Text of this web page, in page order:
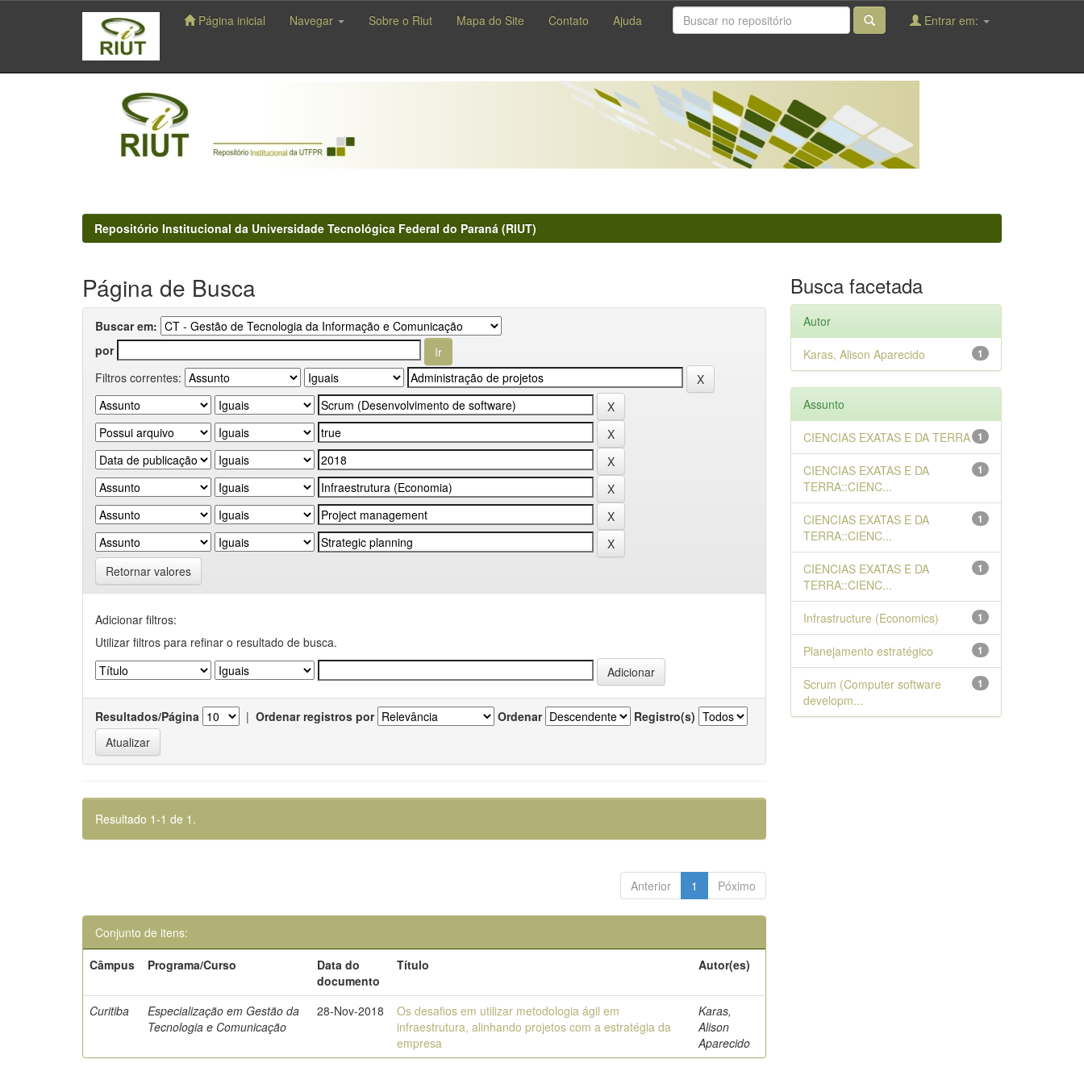
navigation
Página inicial Navegar Sobre o Riut Mapa do Site Contato Ajuda Entrar em:
Repositório Institucional da Universidade Tecnológica Federal do Paraná (RIUT)
Página de Busca
Buscar em:
por
Filtros correntes:
Retornar valores
Adicionar filtros:
Utilizar filtros para refinar o resultado de busca.
Resultados/Página | Ordenar registros por Ordenar Registro(s)
Resultado 1-1 de 1.
Anterior 1 Póximo
Conjunto de itens:
Câmpus
Programa/Curso
Data do
documento
Título Autor(es)
Curitiba
Especialização em Gestão da
Tecnologia e Comunicação
28-Nov-2018
Os desafios em utilizar metodologia ágil em
infraestrutura, alinhando projetos com a estratégia da
empresa
Karas,
Alison
Aparecido
Busca facetada
Autor
1
Karas, Alison Aparecido
Assunto
1
CIENCIAS EXATAS E DA TERRA
1
CIENCIAS EXATAS E DA
TERRA::CIENC...
1
CIENCIAS EXATAS E DA
TERRA::CIENC...
1
CIENCIAS EXATAS E DA
TERRA::CIENC...
1
Infrastructure (Economics)
1
Planejamento estratégico
1
Scrum (Computer software
developm...